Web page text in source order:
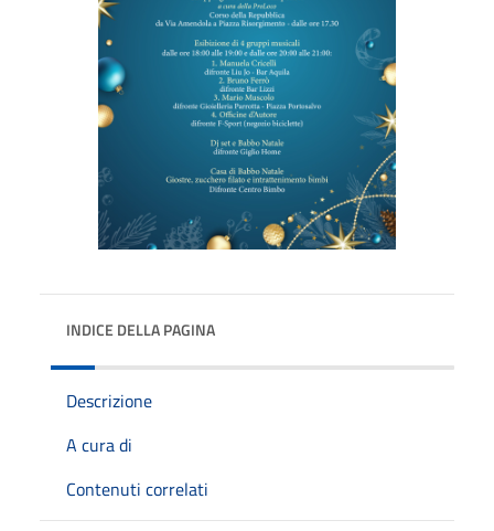
INDICE DELLA PAGINA
Descrizione
A cura di
Contenuti correlati